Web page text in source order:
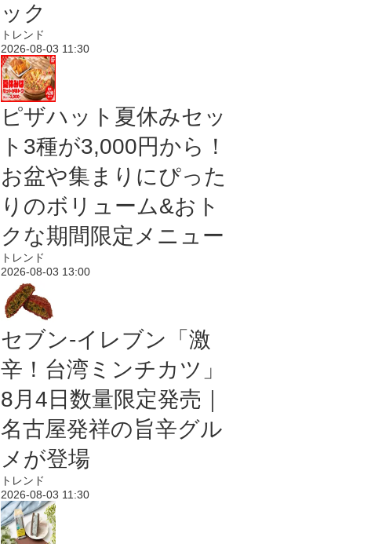
ック
トレンド
2026-08-03 11:30
ピザハット夏休みセッ
ト3種が3,000円から！
お盆や集まりにぴった
りのボリューム&おト
クな期間限定メニュー
トレンド
2026-08-03 13:00
セブン-イレブン「激
辛！台湾ミンチカツ」
8月4日数量限定発売｜
名古屋発祥の旨辛グル
メが登場
トレンド
2026-08-03 11:30